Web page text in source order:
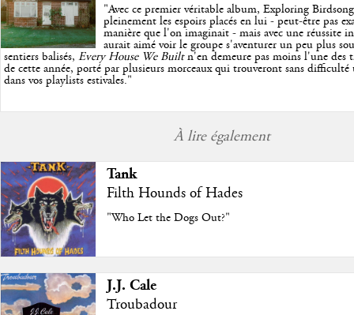
"Avec ce premier véritable album, Exploring
pleinement les espoirs placés en lui - peut-être pas
manière que l'on imaginait - mais avec une réussite
aurait aimé voir le groupe s'aventurer un peu plus
sentiers balisés, Every House We Builtn'en demeure pas moins l'une des
de cette année, porté par plusieurs morceaux qui trouveront sans difficulté
dans vos playlists estivales."
À lire également
Tank
Filth Hounds of Hades
"Who Let the Dogs Out?"
J.J. Cale
Troubadour